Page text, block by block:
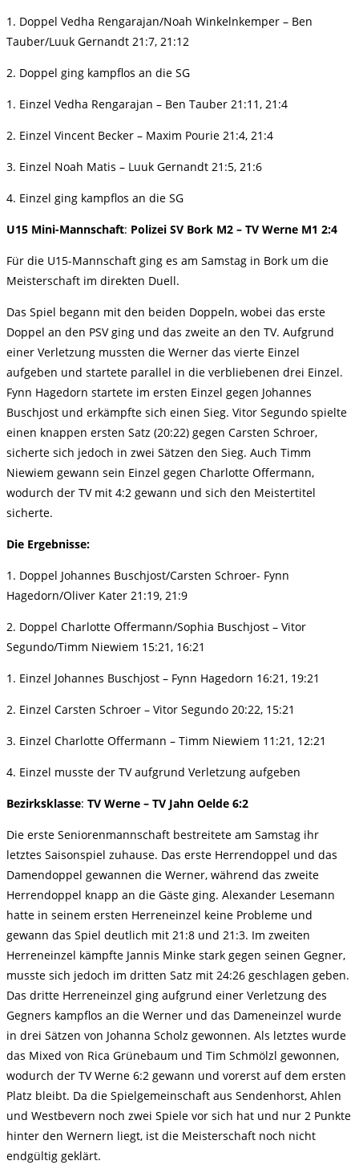
1. Doppel Vedha Rengarajan/Noah Winkelnkemper – Ben
Tauber/Luuk Gernandt 21:7, 21:12
2. Doppel ging kampflos an die SG
1. Einzel Vedha Rengarajan – Ben Tauber 21:11, 21:4
2. Einzel Vincent Becker – Maxim Pourie 21:4, 21:4
3. Einzel Noah Matis – Luuk Gernandt 21:5, 21:6
4. Einzel ging kampflos an die SG
U15 Mini-Mannschaft: Polizei SV Bork M2 – TV Werne M1 2:4
Für die U15-Mannschaft ging es am Samstag in Bork um die
Meisterschaft im direkten Duell.
Das Spiel begann mit den beiden Doppeln, wobei das erste
Doppel an den PSV ging und das zweite an den TV. Aufgrund
einer Verletzung mussten die Werner das vierte Einzel
aufgeben und startete parallel in die verbliebenen drei Einzel.
Fynn Hagedorn startete im ersten Einzel gegen Johannes
Buschjost und erkämpfte sich einen Sieg. Vitor Segundo spielte
einen knappen ersten Satz (20:22) gegen Carsten Schroer,
sicherte sich jedoch in zwei Sätzen den Sieg. Auch Timm
Niewiem gewann sein Einzel gegen Charlotte Offermann,
wodurch der TV mit 4:2 gewann und sich den Meistertitel
sicherte.
Die Ergebnisse:
1. Doppel Johannes Buschjost/Carsten Schroer- Fynn
Hagedorn/Oliver Kater 21:19, 21:9
2. Doppel Charlotte Offermann/Sophia Buschjost – Vitor
Segundo/Timm Niewiem 15:21, 16:21
1. Einzel Johannes Buschjost – Fynn Hagedorn 16:21, 19:21
2. Einzel Carsten Schroer – Vitor Segundo 20:22, 15:21
3. Einzel Charlotte Offermann – Timm Niewiem 11:21, 12:21
4. Einzel musste der TV aufgrund Verletzung aufgeben
Bezirksklasse: TV Werne – TV Jahn Oelde 6:2
Die erste Seniorenmannschaft bestreitete am Samstag ihr
letztes Saisonspiel zuhause. Das erste Herrendoppel und das
Damendoppel gewannen die Werner, während das zweite
Herrendoppel knapp an die Gäste ging. Alexander Lesemann
hatte in seinem ersten Herreneinzel keine Probleme und
gewann das Spiel deutlich mit 21:8 und 21:3. Im zweiten
Herreneinzel kämpfte Jannis Minke stark gegen seinen Gegner,
musste sich jedoch im dritten Satz mit 24:26 geschlagen geben.
Das dritte Herreneinzel ging aufgrund einer Verletzung des
Gegners kampflos an die Werner und das Dameneinzel wurde
in drei Sätzen von Johanna Scholz gewonnen. Als letztes wurde
das Mixed von Rica Grünebaum und Tim Schmölzl gewonnen,
wodurch der TV Werne 6:2 gewann und vorerst auf dem ersten
Platz bleibt. Da die Spielgemeinschaft aus Sendenhorst, Ahlen
und Westbevern noch zwei Spiele vor sich hat und nur 2 Punkte
hinter den Wernern liegt, ist die Meisterschaft noch nicht
endgültig geklärt.